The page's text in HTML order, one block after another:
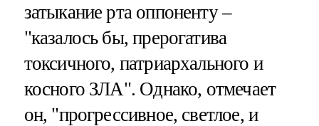
затыкание рта оппоненту –
"казалось бы, прерогатива
токсичного, патриархального и
косного ЗЛА". Однако, отмечает
он, "прогрессивное, светлое, и